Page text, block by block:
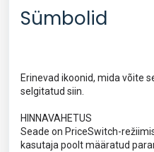
Sümbolid
Erinevad ikoonid, mida võite
selgitatud siin.
HINNAVAHETUS
Seade on PriceSwitch-
kasutaja poolt määratud